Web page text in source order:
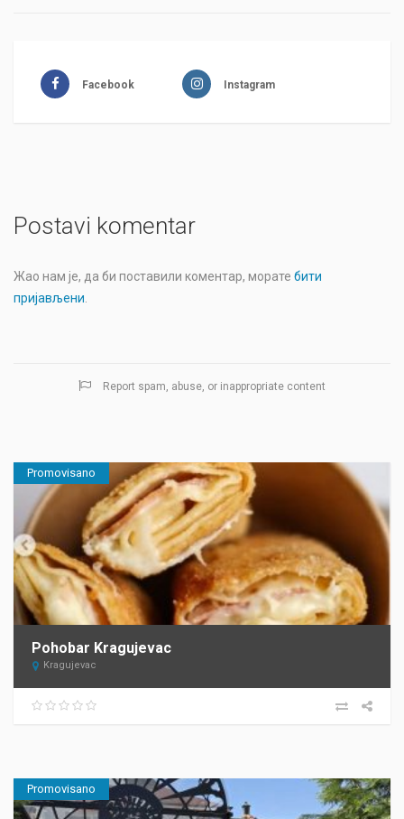
Facebook Instagram
Postavi komentar
Жао нам је, да би поставили коментар, морате бити
пријављени
Report spam, abuse, or inappropriate content
Promovisano
Pohobar Kragujevac
Kragujevac
Promovisano